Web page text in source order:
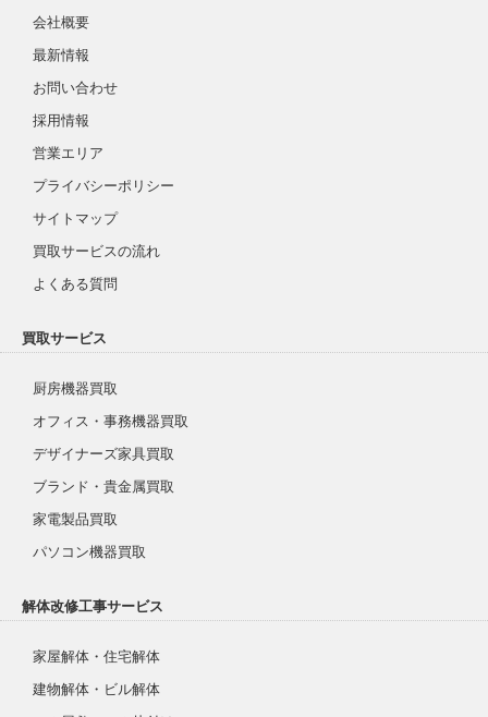
会社概要
最新情報
お問い合わせ
採用情報
営業エリア
プライバシーポリシー
サイトマップ
買取サービスの流れ
よくある質問
買取サービス
厨房機器買取
オフィス・事務機器買取
デザイナーズ家具買取
ブランド・貴金属買取
家電製品買取
パソコン機器買取
解体改修工事サービス
家屋解体・住宅解体
建物解体・ビル解体